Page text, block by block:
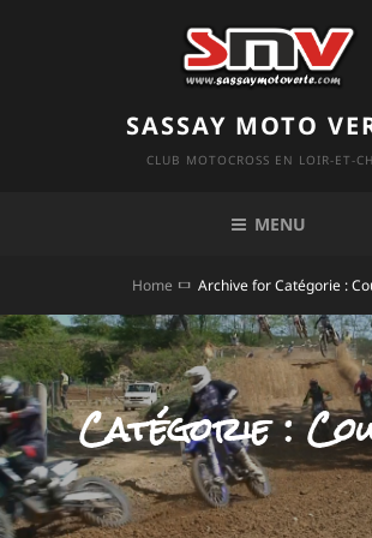
SASSAY MOTO
CLUB MOTOCROSS EN LOIR-ET-
MENU
Home Archive forCatégorie :
Catégorie :